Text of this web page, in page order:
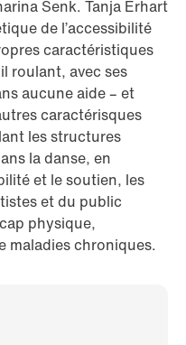
Senk. Tanja Erhart
de l’accessibilité
caractéristiques
roulant, avec ses
aucune aide – et
caractérisques
les structures
la danse, en
et le soutien, les
et du public
physique,
maladies chroniques.